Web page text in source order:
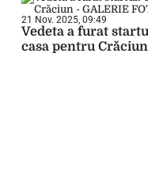
21 Nov. 2025, 09:49
Vedeta a furat
casa pentru